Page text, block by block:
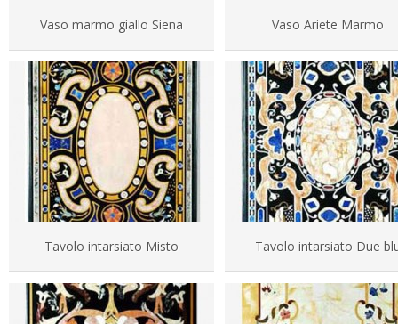
Vaso marmo giallo Siena Vaso Ariete Marmo
Tavolo intarsiato Misto Tavolo intarsiato Due